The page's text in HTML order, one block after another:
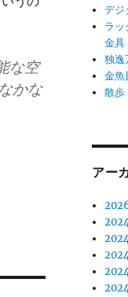
な空
かな
デジ
ラッ
金具
独逸
金魚
散
アー